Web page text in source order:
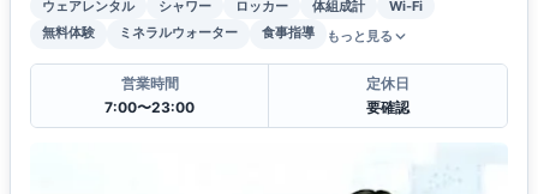
ウェアレンタル シャワー ロッカー 体組成計
Wi-Fi
無料体験
ミネラルウォーター 食事指導 もっと見る
営業時間
7:00〜23:00
定休日
要確認